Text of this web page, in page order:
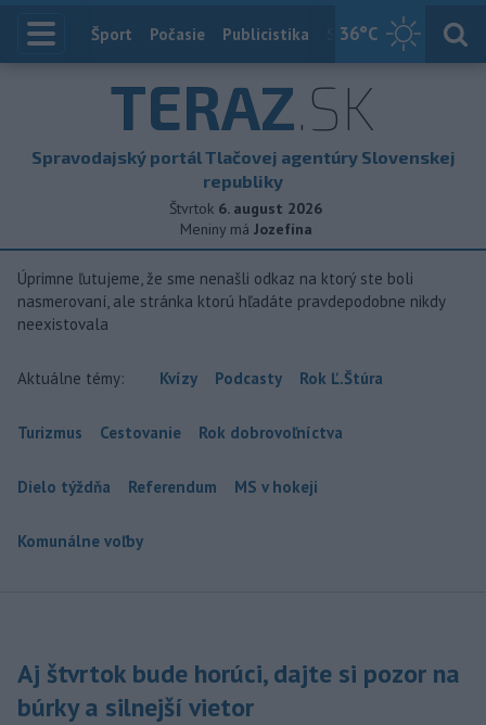
36°C
Index
Šport Počasie Publicistika Slovensko
TERAZ.SK
Spravodajský portál Tlačovej agentúry Slovenskej
republiky
Štvrtok 6. august 2026
Meniny má Jozefína
Úprimne ľutujeme, že sme nenašli odkaz na ktorý ste boli
nasmerovaní, ale stránka ktorú hľadáte pravdepodobne nikdy
neexistovala
Aktuálne témy: Kvízy Podcasty Rok Ľ.Štúra
Turizmus Cestovanie Rok dobrovoľníctva
Dielo týždňa Referendum MS v hokeji
Komunálne voľby
Aj štvrtok bude horúci, dajte si pozor na
búrky a silnejší vietor